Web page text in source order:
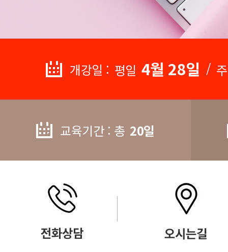
개강일 : 평일 4월 28일 /
교육기간 : 총 20일